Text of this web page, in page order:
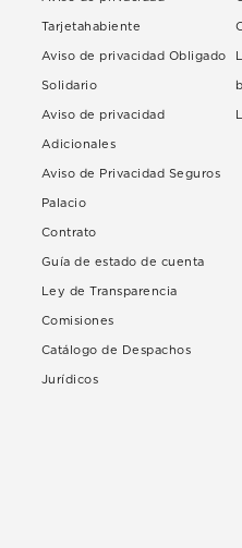
Tarjetahabiente
Aviso de privacidad Obligado
Solidario
Aviso de privacidad
Adicionales
Aviso de Privacidad Seguros
Palacio
Contrato
Guía de estado de cuenta
Ley de Transparencia
Comisiones
Catálogo de Despachos
Jurídicos